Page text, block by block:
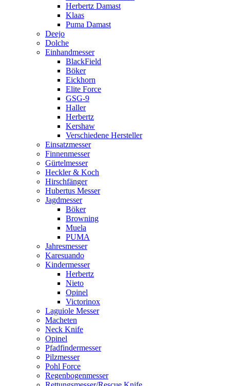
Herbertz Damast
Klaas
Puma Damast
Deejo
Dolche
Einhandmesser
BlackField
Böker
Eickhorn
Elite Force
GSG-9
Haller
Herbertz
Kershaw
Verschiedene Hersteller
Einsatzmesser
Finnenmesser
Gürtelmesser
Heckler & Koch
Hirschfänger
Hubertus Messer
Jagdmesser
Böker
Browning
Muela
PUMA
Jahresmesser
Karesuando
Kindermesser
Herbertz
Nieto
Opinel
Victorinox
Laguiole Messer
Macheten
Neck Knife
Opinel
Pfadfindermesser
Pilzmesser
Pohl Force
Regenbogenmesser